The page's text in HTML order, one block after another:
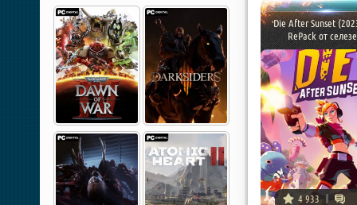
Die After Sunset
RePack от
4 933